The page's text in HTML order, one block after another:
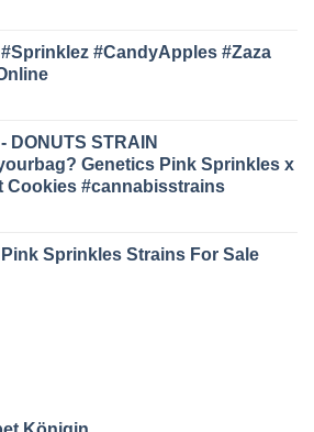
#CandyApples #Zaza
DONUTS STRAIN
Genetics Pink Sprinkles x
Cookies #cannabisstrains
Sprinkles Strains For Sale